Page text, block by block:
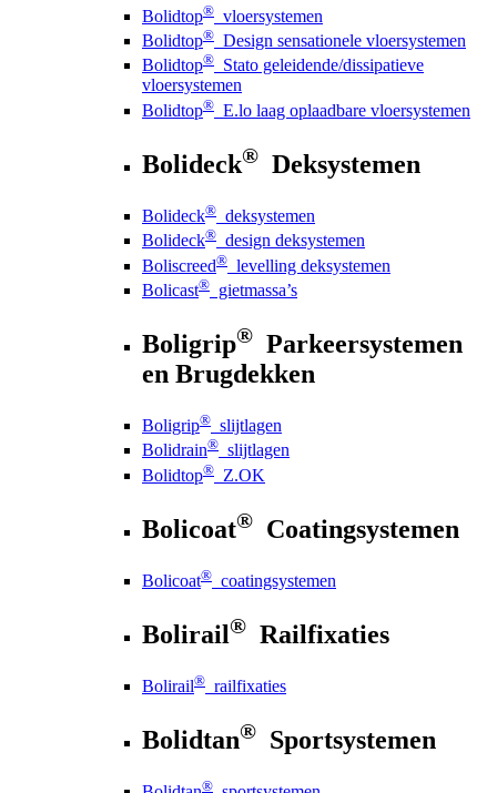
Bolidtop® vloersystemen
Bolidtop® Design sensationele vloersystemen
Bolidtop® Stato geleidende/dissipatieve
vloersystemen
Bolidtop® E.lo laag oplaadbare vloersystemen
Bolideck® Deksystemen
Bolideck® deksystemen
Bolideck® design deksystemen
Boliscreed® levelling deksystemen
Bolicast® gietmassa’s
Boligrip® Parkeersystemen
en Brugdekken
Boligrip® slijtlagen
Bolidrain® slijtlagen
Bolidtop® Z.OK
Bolicoat® Coatingsystemen
Bolicoat® coatingsystemen
Bolirail® Railfixaties
Bolirail® railfixaties
Bolidtan® Sportsystemen
®